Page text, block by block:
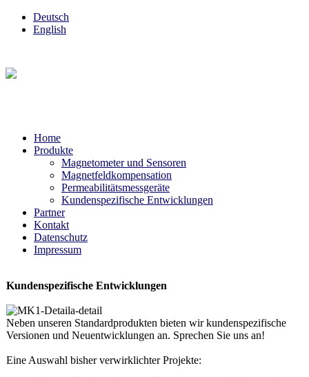
Deutsch
English
Home
Produkte
Magnetometer und Sensoren
Magnetfeldkompensation
Permeabilitätsmessgeräte
Kundenspezifische Entwicklungen
Partner
Kontakt
Datenschutz
Impressum
Kundenspezifische Entwicklungen
Neben unseren Standardprodukten bieten wir kundenspezifische
Versionen und Neuentwicklungen an. Sprechen Sie uns an!
Eine Auswahl bisher verwirklichter Projekte: